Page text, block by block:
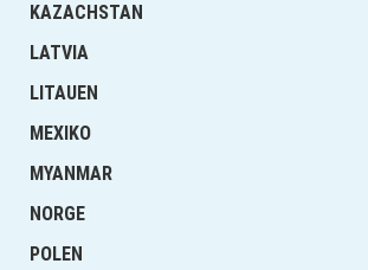
KAZACHSTAN
LATVIA
LITAUEN
MEXIKO
MYANMAR
NORGE
POLEN